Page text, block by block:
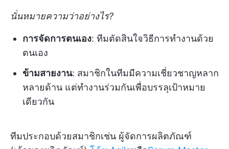
นั่นหมายความว่าอย่างไร?
การจัดการตนเอง: ทีมตัดสินใจวิธีการทำงานด้วย
ตนเอง
ข้ามสายงาน: สมาชิกในทีมมีความเชี่ยวชาญหลาก
หลายด้าน แต่ทำงานร่วมกันเพื่อบรรลุเป้าหมาย
เดียวกัน
ทีมประกอบด้วยสมาชิกเช่น ผู้จัดการผลิตภัณฑ์